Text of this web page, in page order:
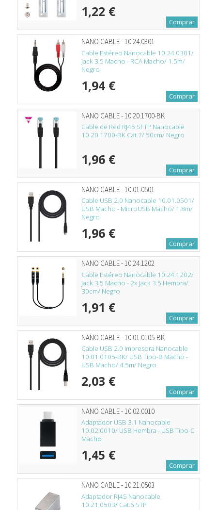
1,22 €
Comprar
NANO CABLE - 10.24.0301
Cable Estéreo Nanocable 10.24.0301/
Jack 3.5 Macho - RCA Macho/ 1.5m/
Negro
1,94 €
Comprar
NANO CABLE - 10.20.1700-BK
Cable de Red RJ45 SFTP Nanocable
10.20.1700-BK Cat.7/ 50cm/ Negro
1,96 €
Comprar
NANO CABLE - 10.01.0501
Cable USB 2.0 Nanocable 10.01.0501/
USB Macho - MicroUSB Macho/ 1.8m/
Negro
1,96 €
Comprar
NANO CABLE - 10.24.1202
Cable Estéreo Nanocable 10.24.1202/
Jack 3.5 Macho - 2x Jack 3.5 Hembra/
30cm/ Negro
1,91 €
Comprar
NANO CABLE - 10.01.0105-BK
Cable USB 2.0 Impresora Nanocable
10.01.0105-BK/ USB Tipo-B Macho -
USB Macho/ 4.5m/ Negro
2,03 €
Comprar
NANO CABLE - 10.02.0010
Adaptador USB 3.1 Nanocable
10.02.0010/ USB Hembra - USB Tipo-C
Macho
1,45 €
Comprar
NANO CABLE - 10.21.0503
Adaptador RJ45 Nanocable
10.21.0503/ Cat.6 STP